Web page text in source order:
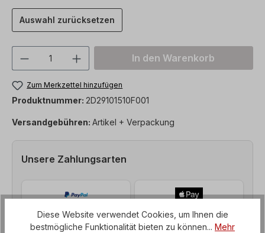
Auswahl zurücksetzen
Produkt Anzahl: Gib denIn den Warenkorb
Zum Merkzettel hinzufügen
Produktnummer: 2D29101510F001
Versandgebühren: Artikel + Verpackung
Unsere Zahlungsarten
Diese Website verwendet Cookies, um Ihnen die
bestmögliche Funktionalität bieten zu können... Mehr